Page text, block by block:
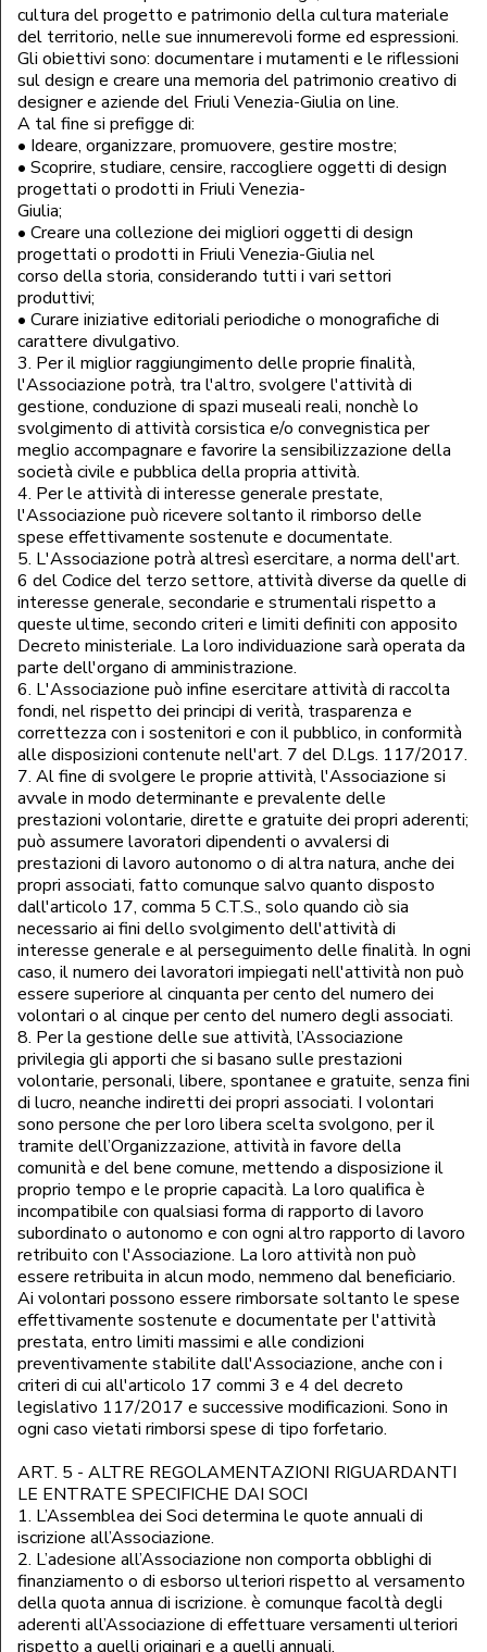
cultura del progetto e patrimonio della cultura materiale
del territorio, nelle sue innumerevoli forme ed espressioni.
Gli obiettivi sono: documentare i mutamenti e le riflessioni
sul design e creare una memoria del patrimonio creativo di
designer e aziende del Friuli Venezia-Giulia on line.
A tal fine si prefigge di:
• Ideare, organizzare, promuovere, gestire mostre;
• Scoprire, studiare, censire, raccogliere oggetti di design
progettati o prodotti in Friuli Venezia-
Giulia;
• Creare una collezione dei migliori oggetti di design
progettati o prodotti in Friuli Venezia-Giulia nel
corso della storia, considerando tutti i vari settori
produttivi;
• Curare iniziative editoriali periodiche o monografiche di
carattere divulgativo.
3. Per il miglior raggiungimento delle proprie finalità,
l'Associazione potrà, tra l'altro, svolgere l'attività di
gestione, conduzione di spazi museali reali, nonchè lo
svolgimento di attività corsistica e/o convegnistica per
meglio accompagnare e favorire la sensibilizzazione della
società civile e pubblica della propria attività.
4. Per le attività di interesse generale prestate,
l'Associazione può ricevere soltanto il rimborso delle
spese effettivamente sostenute e documentate.
5. L'Associazione potrà altresì esercitare, a norma dell'art.
6 del Codice del terzo settore, attività diverse da quelle di
interesse generale, secondarie e strumentali rispetto a
queste ultime, secondo criteri e limiti definiti con apposito
Decreto ministeriale. La loro individuazione sarà operata da
parte dell'organo di amministrazione.
6. L'Associazione può infine esercitare attività di raccolta
fondi, nel rispetto dei principi di verità, trasparenza e
correttezza con i sostenitori e con il pubblico, in conformità
alle disposizioni contenute nell'art. 7 del D.Lgs. 117/2017.
7. Al fine di svolgere le proprie attività, l'Associazione si
avvale in modo determinante e prevalente delle
prestazioni volontarie, dirette e gratuite dei propri aderenti;
può assumere lavoratori dipendenti o avvalersi di
prestazioni di lavoro autonomo o di altra natura, anche dei
propri associati, fatto comunque salvo quanto disposto
dall'articolo 17, comma 5 C.T.S., solo quando ciò sia
necessario ai fini dello svolgimento dell'attività di
interesse generale e al perseguimento delle finalità. In ogni
caso, il numero dei lavoratori impiegati nell'attività non può
essere superiore al cinquanta per cento del numero dei
volontari o al cinque per cento del numero degli associati.
8. Per la gestione delle sue attività, l’Associazione
privilegia gli apporti che si basano sulle prestazioni
volontarie, personali, libere, spontanee e gratuite, senza fini
di lucro, neanche indiretti dei propri associati. I volontari
sono persone che per loro libera scelta svolgono, per il
tramite dell’Organizzazione, attività in favore della
comunità e del bene comune, mettendo a disposizione il
proprio tempo e le proprie capacità. La loro qualifica è
incompatibile con qualsiasi forma di rapporto di lavoro
subordinato o autonomo e con ogni altro rapporto di lavoro
retribuito con l'Associazione. La loro attività non può
essere retribuita in alcun modo, nemmeno dal beneficiario.
Ai volontari possono essere rimborsate soltanto le spese
effettivamente sostenute e documentate per l'attività
prestata, entro limiti massimi e alle condizioni
preventivamente stabilite dall'Associazione, anche con i
criteri di cui all'articolo 17 commi 3 e 4 del decreto
legislativo 117/2017 e successive modificazioni. Sono in
ogni caso vietati rimborsi spese di tipo forfetario.
ART. 5 - ALTRE REGOLAMENTAZIONI RIGUARDANTI
LE ENTRATE SPECIFICHE DAI SOCI
1. L’Assemblea dei Soci determina le quote annuali di
iscrizione all’Associazione.
2. L’adesione all’Associazione non comporta obblighi di
finanziamento o di esborso ulteriori rispetto al versamento
della quota annua di iscrizione. è comunque facoltà degli
aderenti all’Associazione di effettuare versamenti ulteriori
rispetto a quelli originari e a quelli annuali.